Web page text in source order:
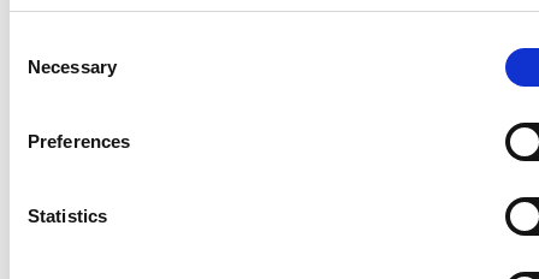
Selection
Necessary
Preferences
Statistics
するために、当社の研究者はダークウェブで見つか
った攻撃をリバースエンジニアリングして実験を行
した。主な推奨事項の簡単な要約:
グ耐性のある認証情報は